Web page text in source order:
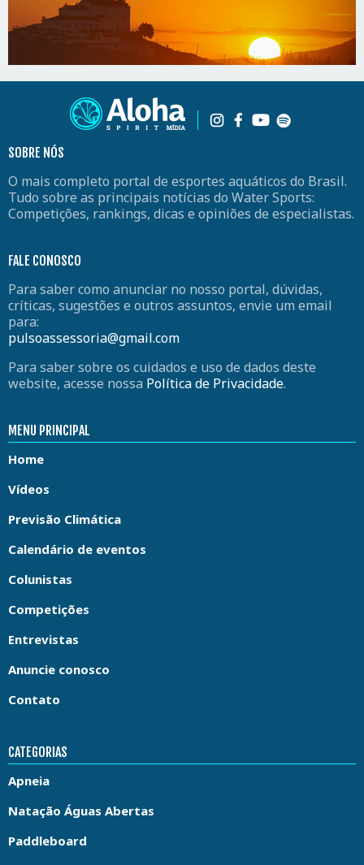
SOBRE NÓS
O mais completo portal de esportes aquáticos do Brasil.
Tudo sobre as principais notícias do Water Sports:
Competições, rankings, dicas e opiniões de especialistas.
FALE CONOSCO
Para saber como anunciar no nosso portal, dúvidas,
críticas, sugestões e outros assuntos, envie um email
para:
pulsoassessoria@gmail.com
Para saber sobre os cuidados e uso de dados deste
website, acesse nossa Política de Privacidade.
MENU PRINCIPAL
Home
Vídeos
Previsão Climática
Calendário de eventos
Colunistas
Competições
Entrevistas
Anuncie conosco
Contato
CATEGORIAS
Apneia
Natação Águas Abertas
Paddleboard